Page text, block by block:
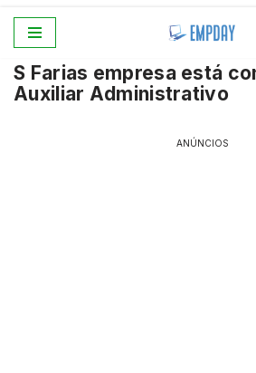
para
o
S Farias empresa está
Auxiliar Administrativo
ANÚNCIOS